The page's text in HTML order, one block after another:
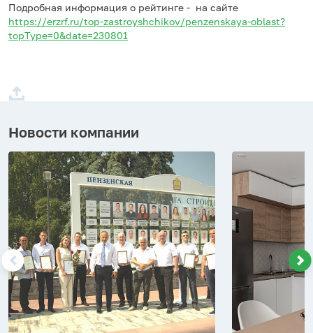
Подробная информация о рейтинге - на сайте
https://erzrf.ru/top-zastroyshchikov/penzenskaya-oblast?
topType=0&date=230801
Новости компании